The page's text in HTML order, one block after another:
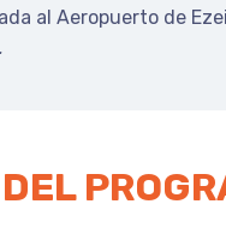
al Aeropuerto de